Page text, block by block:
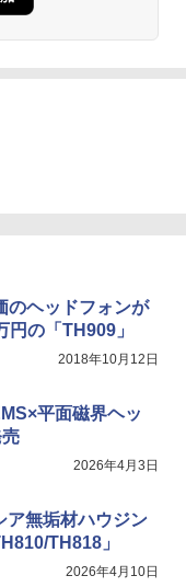
のヘッドフォンが
の「TH909」
2018年10月12日
平面磁界ヘッ
2026年4月3日
ア無垢材ハウジン
TH818」
2026年4月10日